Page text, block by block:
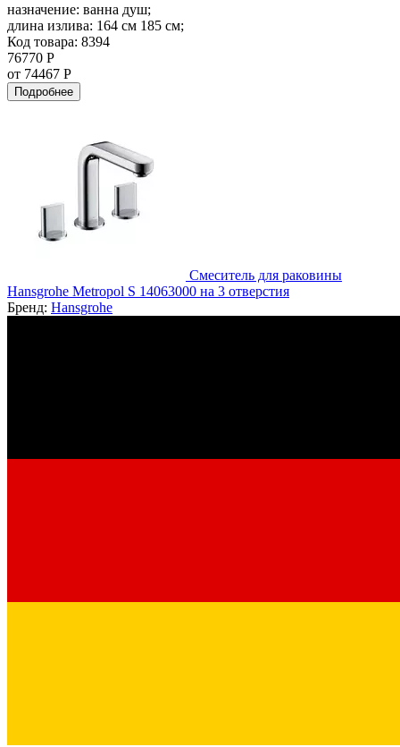
назначение: ванна душ;
длина излива: 164 см 185 см;
Код товара: 8394
76770 Р
от 74467 Р
Подробнее
Смеситель для раковины
Hansgrohe Metropol S 14063000 на 3 отверстия
Бренд: Hansgrohe